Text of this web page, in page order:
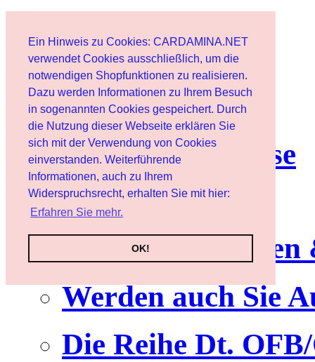
Ein Hinweis zu Cookies: CARDAMINA.NET
verwendet Cookies ausschließlich, um die
notwendigen Shopfunktionen zu realisieren.
Dazu werden Informationen zu Ihrem Besuch
in sogenannten Cookies gespeichert. Durch
die Nutzung dieser Webseite erklären Sie
sich mit der Verwendung von Cookies
einverstanden. Weiterführende
Informationen, auch zu Ihrem
Widerspruchsrecht, erhalten Sie mit hier:
Erfahren Sie mehr.
OK!
Benutzer
Newsletter
Nutzungshinweise
Service
Werden auch Sie
Die Reihe Dt.